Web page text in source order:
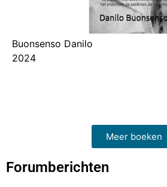
Buonsenso Danilo
2024
Meer boeken
Forumberichten